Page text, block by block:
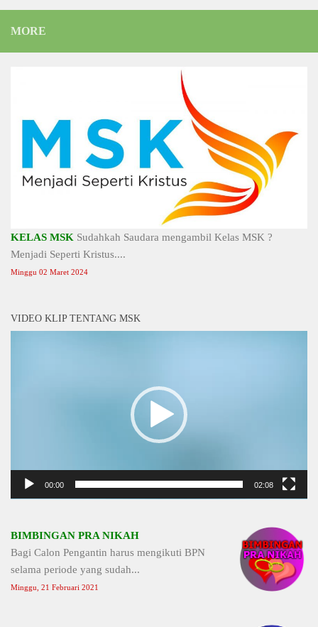
MORE
KELAS MSK Sudahkah Saudara mengambil Kelas MSK ?
Menjadi Seperti Kristus....
Minggu 02 Maret 2024
VIDEO KLIP TENTANG MSK
00:00 02:08
BIMBINGAN PRA NIKAH
Bagi Calon Pengantin harus mengikuti BPN
selama periode yang sudah...
Minggu, 21 Februari 2021